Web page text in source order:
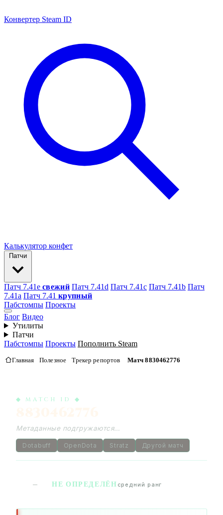
Конвертер Steam ID
Калькулятор конфет
Патчи
Патч 7.41e свежий Патч 7.41d Патч 7.41c Патч 7.41b Патч
7.41а Патч 7.41 крупный
Пабстомпы Проекты
Блог Видео
Утилиты
Патчи
Пабстомпы Проекты Пополнить Steam
Главная Полезное Трекер репортов Матч 8830462776
◆ MATCH ID ◆
Метаданные подгружаются…
Dotabuff OpenDota Stratz Другой матч
— НЕ ОПРЕДЕЛЁН средний ранг